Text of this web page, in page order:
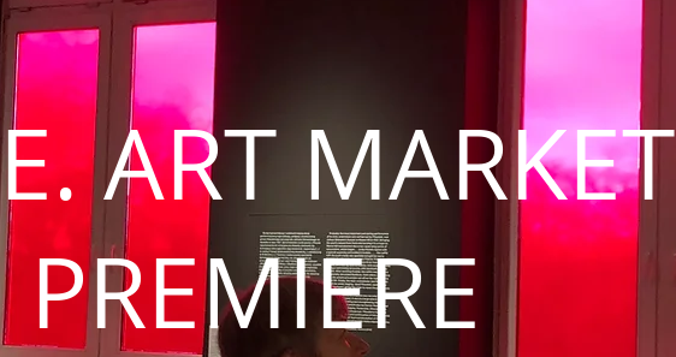
ART MARKET
PREMIERE